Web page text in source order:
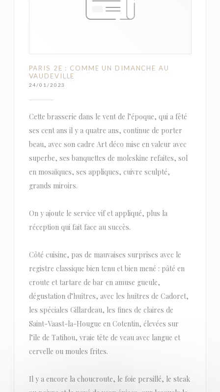
PARIS 2E : COMME UN DIMANCHE AU
VAUDEVILLE
24/01/2023
Cette brasserie dans le vent de l’époque, qui a fêté
ses cent ans il y a quatre ans, continue de porter
beau, avec son cadre Art déco mise en valeur avec
superbe, ses banquettes de moleskine refaites, sol
en mosaïques, ses appliques, cuivre sculpté,
grands miroirs.
On y ajoute le service vif et appliqué, plus la
réception qui fait face au succès.
Côté cuisine, pas de mauvaises surprises avec le
registre classique bien tenu et bien mené : pâté en
croute et tartare de bar en amuse gueule,
dégustation d’huîtres, avec les huîtres de Cadoret,
les spéciales Gillardeau, les fines de claires de
Saint-Vaast-la-Hougue en Cotentin, élevées sur
l’île de Tatihou, vraie tête de veau avec langue et
cervelle ou moules frites.
Il y a encore la choucroute, le foie persillé, le steak